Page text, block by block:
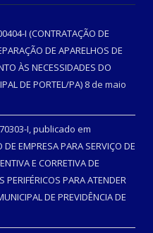
I (CONTRATAÇÃO DE
DE APARELHOS DE
ÀS NECESSIDADES DO
DE PORTEL/PA) 8 de maio
I, publicado em
EMPRESA PARA SERVIÇO DE
E CORRETIVA DE
PARA ATENDER
DE PREVIDÊNCIA DE